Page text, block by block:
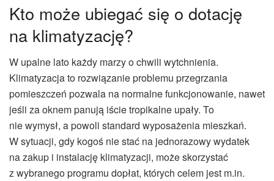
Kto może ubiegać się o dotację
na klimatyzację?
W upalne lato każdy marzy o chwili wytchnienia.
Klimatyzacja to rozwiązanie problemu przegrzania
pomieszczeń pozwala na normalne funkcjonowanie, nawet
jeśli za oknem panują iście tropikalne upały. To
nie wymysł, a powoli standard wyposażenia mieszkań.
W sytuacji, gdy kogoś nie stać na jednorazowy wydatek
na zakup i instalację klimatyzacji, może skorzystać
z wybranego programu dopłat, których celem jest m.in.